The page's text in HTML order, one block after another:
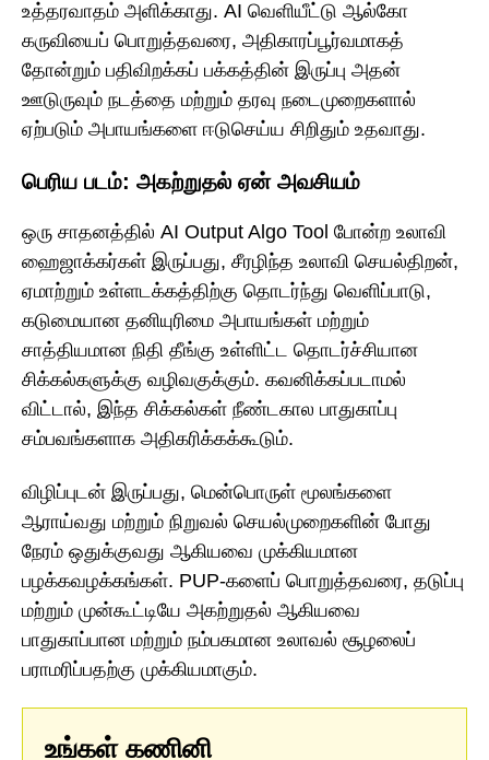
உத்தரவாதம் அளிக்காது. AI வெளியீட்டு ஆல்கோ
கருவியைப் பொறுத்தவரை, அதிகாரப்பூர்வமாகத்
தோன்றும் பதிவிறக்கப் பக்கத்தின் இருப்பு அதன்
ஊடுருவும் நடத்தை மற்றும் தரவு நடைமுறைகளால்
ஏற்படும் அபாயங்களை ஈடுசெய்ய சிறிதும் உதவாது.
பெரிய படம்: அகற்றுதல் ஏன் அவசியம்
ஒரு சாதனத்தில் AI Output Algo Tool போன்ற உலாவி
ஹைஜாக்கர்கள் இருப்பது, சீரழிந்த உலாவி செயல்திறன்,
ஏமாற்றும் உள்ளடக்கத்திற்கு தொடர்ந்து வெளிப்பாடு,
கடுமையான தனியுரிமை அபாயங்கள் மற்றும்
சாத்தியமான நிதி தீங்கு உள்ளிட்ட தொடர்ச்சியான
சிக்கல்களுக்கு வழிவகுக்கும். கவனிக்கப்படாமல்
விட்டால், இந்த சிக்கல்கள் நீண்டகால பாதுகாப்பு
சம்பவங்களாக அதிகரிக்கக்கூடும்.
விழிப்புடன் இருப்பது, மென்பொருள் மூலங்களை
ஆராய்வது மற்றும் நிறுவல் செயல்முறைகளின் போது
நேரம் ஒதுக்குவது ஆகியவை முக்கியமான
பழக்கவழக்கங்கள். PUP-களைப் பொறுத்தவரை, தடுப்பு
மற்றும் முன்கூட்டியே அகற்றுதல் ஆகியவை
பாதுகாப்பான மற்றும் நம்பகமான உலாவல் சூழலைப்
பராமரிப்பதற்கு முக்கியமாகும்.
உங்கள் கணினி